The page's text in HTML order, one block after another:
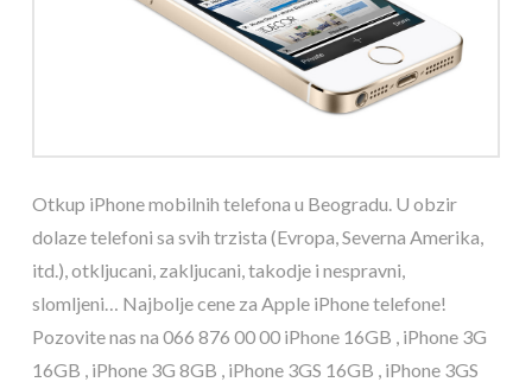
Otkup iPhone mobilnih telefona u Beogradu. U obzir
dolaze telefoni sa svih trzista (Evropa, Severna Amerika,
itd.), otkljucani, zakljucani, takodje i nespravni,
slomljeni… Najbolje cene za Apple iPhone telefone!
Pozovite nas na 066 876 00 00 iPhone 16GB , iPhone 3G
16GB , iPhone 3G 8GB , iPhone 3GS 16GB , iPhone 3GS